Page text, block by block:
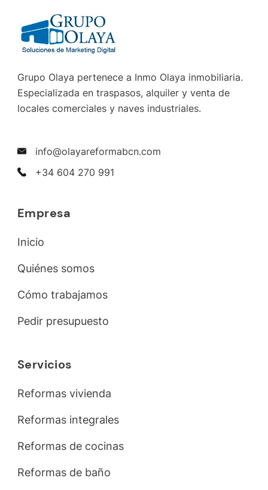
Grupo Olaya pertenece a Inmo Olaya inmobiliaria.
Especializada en traspasos, alquiler y venta de
locales comerciales y naves industriales.
info@olayareformabcn.com
+34 604 270 991
Empresa
Inicio
Quiénes somos
Cómo trabajamos
Pedir presupuesto
Servicios
Reformas vivienda
Reformas integrales
Reformas de cocinas
Reformas de baño